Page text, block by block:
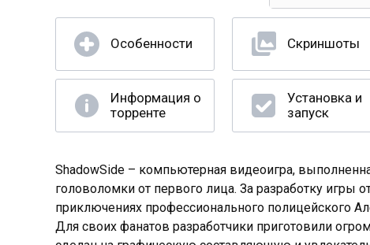
Особенности Скриншоты
Информация о
торренте
Установка и
запуск
ShadowSide – компьютерная видеоигра,
головоломки от первого лица. За разработку игры
приключениях профессионального полицейского
Для своих фанатов разработчики приготовили